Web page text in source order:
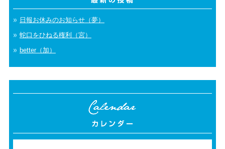
日報お休みのお知らせ（夢）
蛇口をひねる権利（宮）
better（加）